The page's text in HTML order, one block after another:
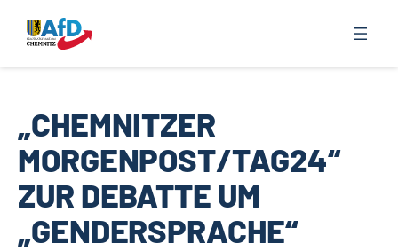
Inhalt
springen
„CHEMNITZER
MORGENPOST/TAG24“
ZUR DEBATTE UM
„GENDERSPRACHE“